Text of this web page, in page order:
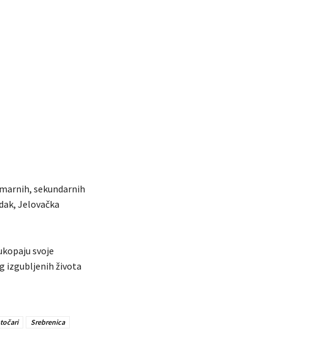
sekundarnih
Jelovačka
svoje
izgubljenih života
Srebrenica